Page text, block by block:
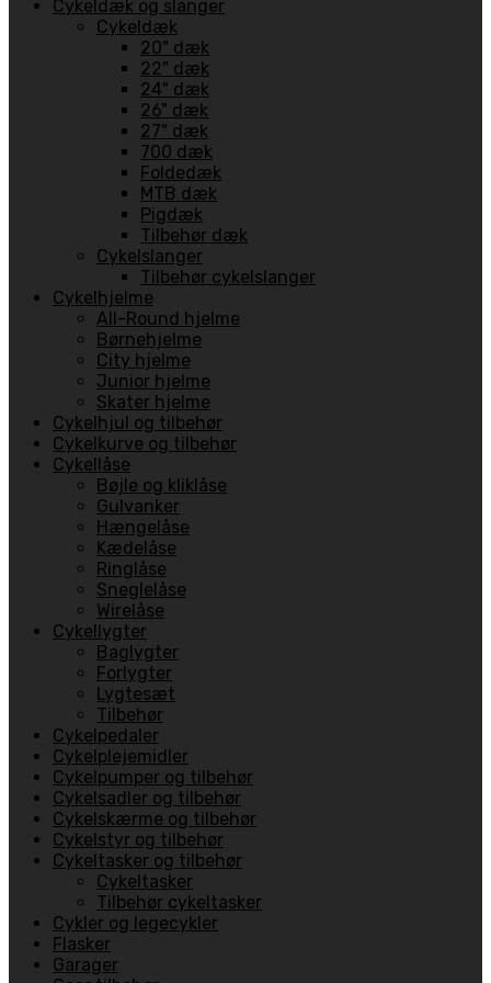
Cykeldæk og slanger
Cykeldæk
20" dæk
22" dæk
24" dæk
26" dæk
27" dæk
700 dæk
Foldedæk
MTB dæk
Pigdæk
Tilbehør dæk
Cykelslanger
Tilbehør cykelslanger
Cykelhjelme
All-Round hjelme
Børnehjelme
City hjelme
Junior hjelme
Skater hjelme
Cykelhjul og tilbehør
Cykelkurve og tilbehør
Cykellåse
Bøjle og kliklåse
Gulvanker
Hængelåse
Kædelåse
Ringlåse
Sneglelåse
Wirelåse
Cykellygter
Baglygter
Forlygter
Lygtesæt
Tilbehør
Cykelpedaler
Cykelplejemidler
Cykelpumper og tilbehør
Cykelsadler og tilbehør
Cykelskærme og tilbehør
Cykelstyr og tilbehør
Cykeltasker og tilbehør
Cykeltasker
Tilbehør cykeltasker
Cykler og legecykler
Flasker
Garager